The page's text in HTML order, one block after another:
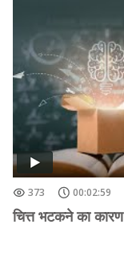
373 00:02:59
चित्त भटकने का कारण